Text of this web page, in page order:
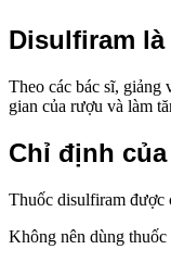
Disulfiram
Theo các bác sĩ, giảng
gian của rượu và làm
Chỉ định
Thuốc disulfiram được
Không nên dùng